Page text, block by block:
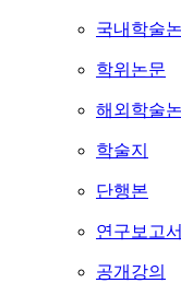
국내학술
학위논문
해외학술
학술지
단행본
연구보고서
공개강의